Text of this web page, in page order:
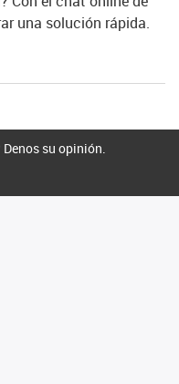
una solución rápida.
su opinión.